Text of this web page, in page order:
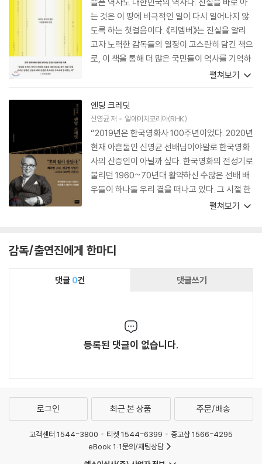
황진이 (1986)(1986)|주연배우
달빛 사냥꾼(1986)|주연배우
안녕하세요 하나님(1987)|주연배우
기쁜 우리 젊은 날(1987)|주연배우
개그맨(1988)|주연배우
성공시대 (1988)(1988)|주연배우
남부군(1990)|주연배우
꿈 (1990)(1990)|주연배우
누가 용의 발톱을 보았는가(1991)|주연배우
베를
는 것은 이 땅에 비극적인 일이 다시 일어나지 않
도록 하는 첫걸음이다. 《리멤버》는 진실을 알리
고자 노력한 감독들의 열정이 고스란히 담긴 책으
로, 이 책을 통해 더 많은 국민들이 역사를 기억하
펼쳐보기
엔딩 크레딧
신영균저 알에이치코리아(RHK)
“2019년은 한국영화사 100주년이었다. 2020년
현재 아흔둘인 신영균 선배님이야말로 한국영화
사의 산증인이 아닐까 싶다. 한국영화의 전성기로
불리던 1960~70년대 활약하신 수많은 선배 배
우들이 하나둘 우리 곁을 떠나고 있다. 그 시절 한
국영화와 배우들의 이야기를 기록한 《엔딩 크레
펼쳐보기
감독/출연진에게 한마디
댓글 0건 댓글쓰기
등록된 댓글이 없습니다.
로그인 최근 본 상품 주문/배송
고객센터 1544-3800 티켓 1544-6399
중고샵 1566-4295
eBook 1:1문의/채팅상담